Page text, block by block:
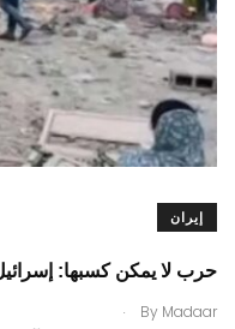
إيران
حرب لا يمكن كسبها:
By Madaar
.